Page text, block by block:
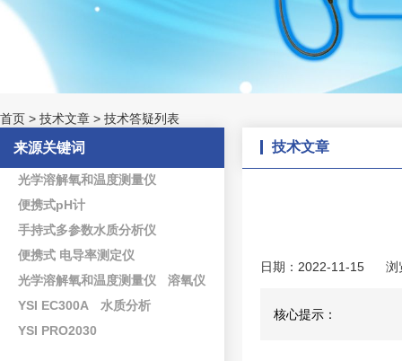
首页 > 技术文章 > 技术答疑列表
来源关键词
光学溶解氧和温度测量仪
便携式pH计
手持式多参数水质分析仪
便携式 电导率测定仪
光学溶解氧和温度测量仪
溶氧仪
YSI EC300A
水质分析
YSI PRO2030
技术文章
日期：2022-11-15 浏
核心提示：